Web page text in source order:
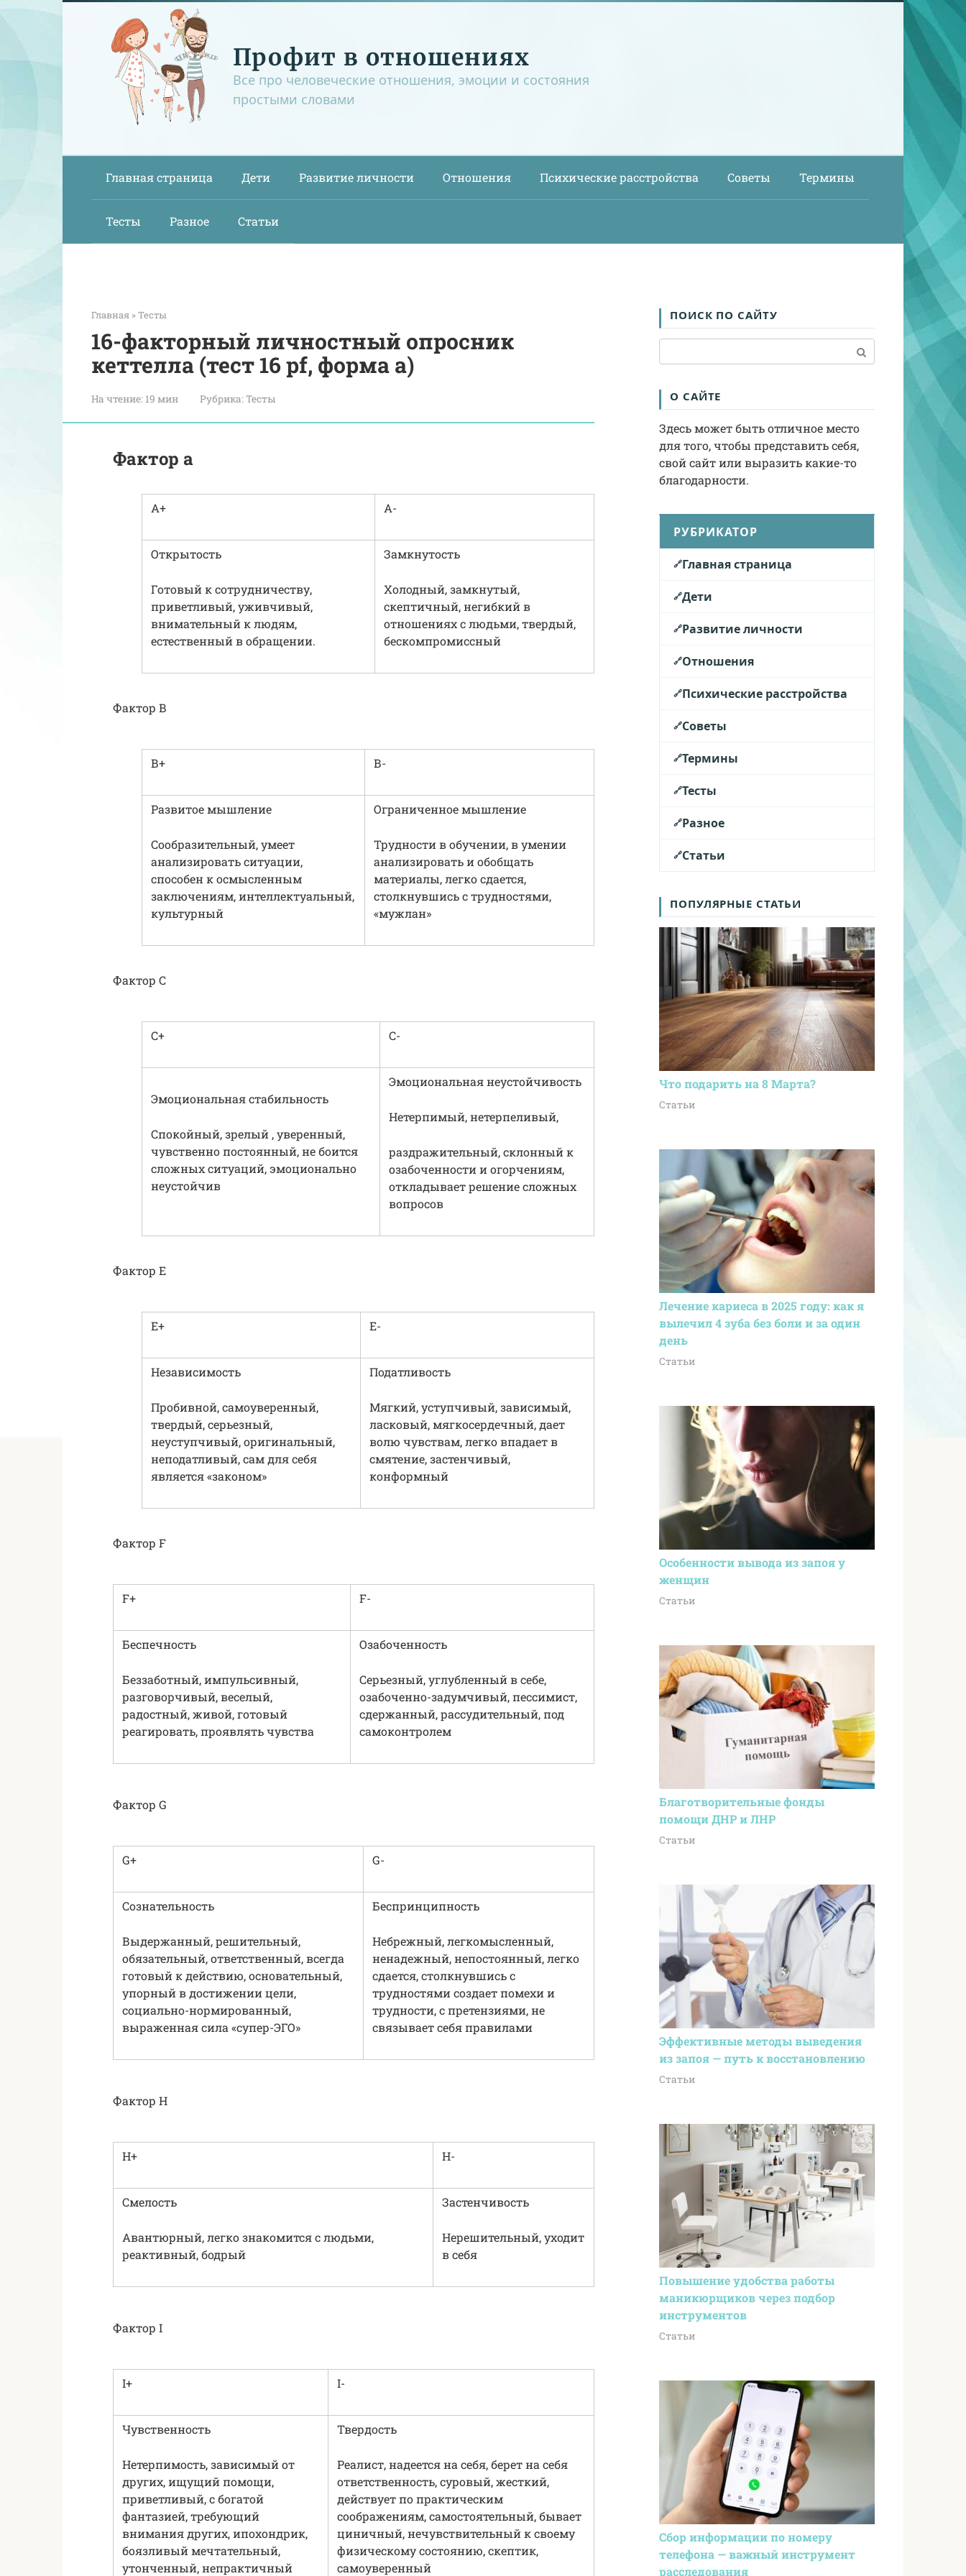
Перейти
Профит в отношениях
Все про человеческие отношения, эмоции и состояния
простыми словами
Главная страница Дети Развитие личности Отношения Психические расстройства Советы Термины
Тесты Разное Статьи
Главная »Тесты
16-факторный личностный опросник
кеттелла (тест 16 pf, форма a)
На чтение: 19 мин Рубрика:Тесты
Фактор а
А+ А-
Открытость
Готовый к сотрудничеству,
приветливый, уживчивый,
внимательный к людям,
естественный в обращении.
Замкнутость
Холодный, замкнутый,
скептичный, негибкий в
отношениях с людьми, твердый,
бескомпромиссный
Фактор B
В+ В-
Развитое мышление
Сообразительный, умеет
анализировать ситуации,
способен к осмысленным
заключениям, интеллектуальный,
культурный
Ограниченное мышление
Трудности в обучении, в умении
анализировать и обобщать
материалы, легко сдается,
столкнувшись с трудностями,
«мужлан»
Фактор С
С+ С-
Эмоциональная стабильность
Спокойный, зрелый , уверенный,
чувственно постоянный, не боится
сложных ситуаций, эмоционально
неустойчив
Эмоциональная неустойчивость
Нетерпимый, нетерпеливый,
раздражительный, склонный к
озабоченности и огорчениям,
откладывает решение сложных
вопросов
Фактор Е
Е+ Е-
Независимость
Пробивной, самоуверенный,
твердый, серьезный,
неуступчивый, оригинальный,
неподатливый, сам для себя
является «законом»
Податливость
Мягкий, уступчивый, зависимый,
ласковый, мягкосердечный, дает
волю чувствам, легко впадает в
смятение, застенчивый,
конформный
Фактор F
F+ F-
Беспечность
Беззаботный, импульсивный,
разговорчивый, веселый,
радостный, живой, готовый
реагировать, проявлять чувства
Озабоченность
Серьезный, углубленный в себе,
озабоченно-задумчивый, пессимист,
сдержанный, рассудительный, под
самоконтролем
Фактор G
G+ G-
Сознательность
Выдержанный, решительный,
обязательный, ответственный, всегда
готовый к действию, основательный,
упорный в достижении цели,
социально-нормированный,
выраженная сила «супер-ЭГО»
Беспринципность
Небрежный, легкомысленный,
ненадежный, непостоянный, легко
сдается, столкнувшись с
трудностями создает помехи и
трудности, с претензиями, не
связывает себя правилами
Фактор H
H+ H-
Смелость
Авантюрный, легко знакомится с людьми,
реактивный, бодрый
Застенчивость
Нерешительный, уходит
в себя
Фактор I
I+ I-
Чувственность
Нетерпимость, зависимый от
других, ищущий помощи,
приветливый, с богатой
фантазией, требующий
внимания других, ипохондрик,
боязливый мечтательный,
утонченный, непрактичный
Твердость
Реалист, надеется на себя, берет на себя
ответственность, суровый, жесткий,
действует по практическим
соображениям, самостоятельный, бывает
циничный, нечувствительный к своему
физическому состоянию, скептик,
самоуверенный
ПОИСК ПО САЙТУ
О САЙТЕ
Здесь может быть отличное место
для того, чтобы представить себя,
свой сайт или выразить какие-то
благодарности.
РУБРИКАТОР
Главная страница
Дети
Развитие личности
Отношения
Психические расстройства
Советы
Термины
Тесты
Разное
Статьи
ПОПУЛЯРНЫЕ СТАТЬИ
Что подарить на 8 Марта?
Статьи
Лечение кариеса в 2025 году: как я
вылечил 4 зуба без боли и за один
день
Статьи
Особенности вывода из запоя у
женщин
Статьи
Благотворительные фонды
помощи ДНР и ЛНР
Статьи
Эффективные методы выведения
из запоя — путь к восстановлению
Статьи
Повышение удобства работы
маникюрщиков через подбор
инструментов
Статьи
Сбор информации по номеру
телефона — важный инструмент
расследования